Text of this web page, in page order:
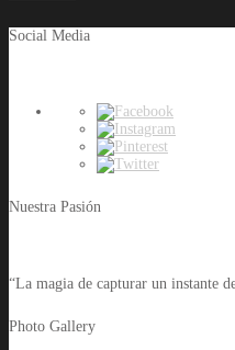
Social Media
Nuestra Pasión
“La magia de capturar un instante
Photo Gallery